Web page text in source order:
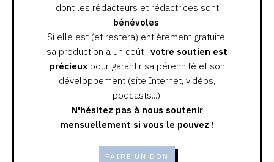
dont les rédacteurs et rédactrices sont
bénévoles.
Si elle est (et restera) entièrement gratuite,
sa production a un coût : votre soutien est
précieuxpour garantir sa pérennité et son
développement (site Internet, vidéos,
podcasts...).
N'hésitez pas à nous soutenir
mensuellement si vous le pouvez !
FAIRE UN DON